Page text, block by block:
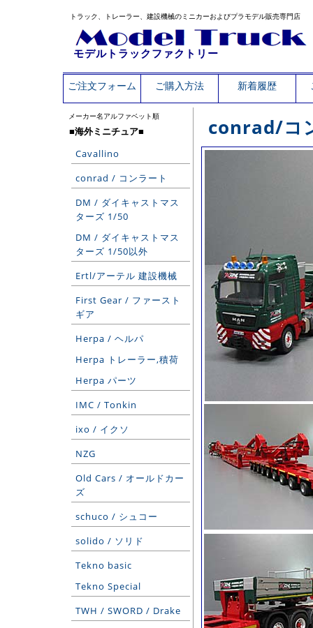
トラック、トレーラー、建設機械のミニカーおよびプラモデル販売専門店
モデルトラックファクトリー
ご注文フォーム ご購入方法 新着履歴
メーカー名アルファベット順
■海外ミニチュア■
Cavallino
conrad / コンラート
DM / ダイキャストマス
ターズ 1/50
DM / ダイキャストマス
ターズ 1/50以外
Ertl/アーテル 建設機械
First Gear / ファースト
ギア
Herpa / ヘルパ
Herpa トレーラー,積荷
Herpa パーツ
IMC / Tonkin
ixo / イクソ
NZG
Old Cars / オールドカー
ズ
schuco / シュコー
solido / ソリド
Tekno basic
Tekno Special
TWH / SWORD / Drake
conrad/コ